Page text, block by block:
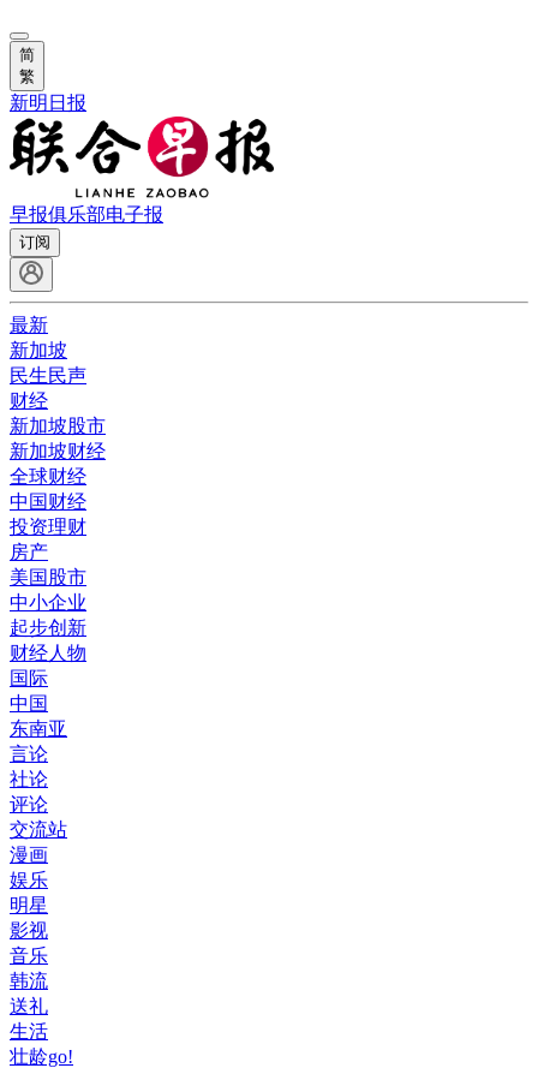
简
繁
新明日报
早报俱乐部电子报
订阅
最新
新加坡
民生民声
财经
新加坡股市
新加坡财经
全球财经
中国财经
投资理财
房产
美国股市
中小企业
起步创新
财经人物
国际
中国
东南亚
言论
社论
评论
交流站
漫画
娱乐
明星
影视
音乐
韩流
送礼
生活
壮龄go!